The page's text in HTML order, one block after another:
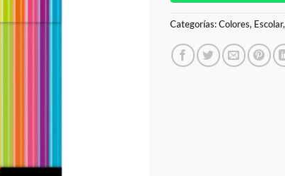
Categorías:Colores, Escolar,